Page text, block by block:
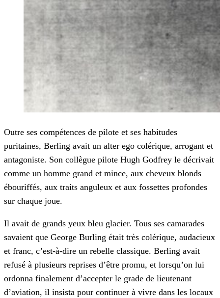
Outre ses compétences de pilote et ses habitudes
puritaines, Berling avait un alter ego colérique, arrogant et
antagoniste. Son collègue pilote Hugh Godfrey le décrivait
comme un homme grand et mince, aux cheveux blonds
ébouriffés, aux traits anguleux et aux fossettes profondes
sur chaque joue.
Il avait de grands yeux bleu glacier. Tous ses camarades
savaient que George Burling était très colérique, audacieux
et franc, c’est-à-dire un rebelle classique. Berling avait
refusé à plusieurs reprises d’être promu, et lorsqu’on lui
ordonna finalement d’accepter le grade de lieutenant
d’aviation, il insista pour continuer à vivre dans les locaux